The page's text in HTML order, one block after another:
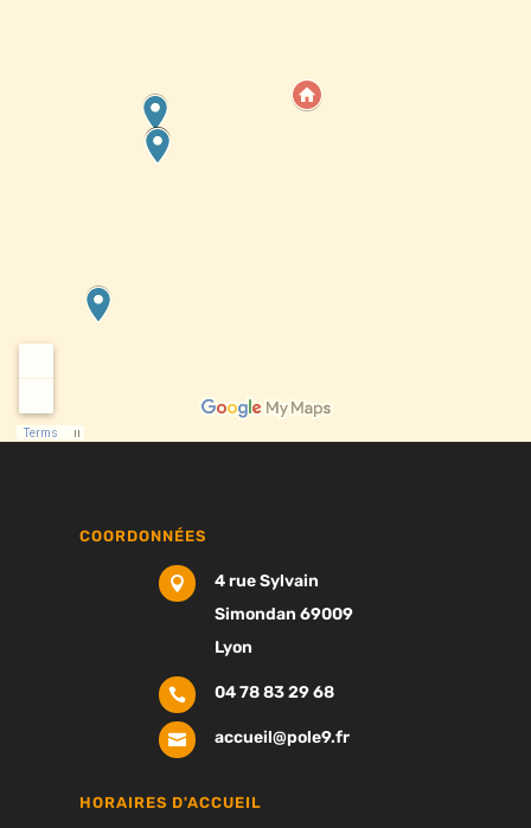
COORDONNÉES

4 rue Sylvain
Simondan 69009
Lyon
 04 78 83 29 68
 accueil@pole9.fr
HORAIRES D'ACCUEIL